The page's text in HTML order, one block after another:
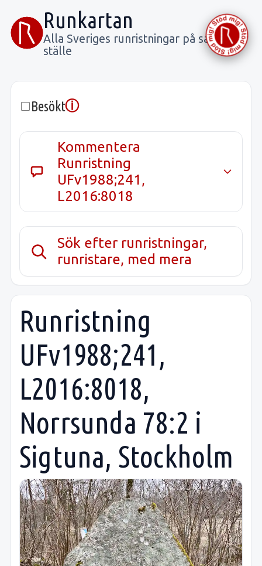
Runkartan
Alla Sveriges runristningar på samma
ställe
Besöktⓘ
Kommentera
Runristning
UFv1988;241,
L2016:8018
Sök efter runristningar,
runristare, med mera
Runristning
UFv1988;241,
L2016:8018,
Norrsunda 78:2 i
Sigtuna, Stockholm